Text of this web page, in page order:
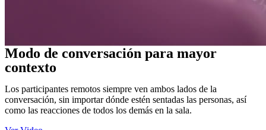
Modo de conversación para mayor
contexto
Los participantes remotos siempre ven ambos lados de la
conversación, sin importar dónde estén sentadas las personas, así
como las reacciones de todos los demás en la sala.